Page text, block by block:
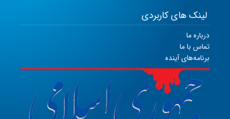
لینک های کاربردی
درباره ما
تماس با ما
برنامه‌های آینده